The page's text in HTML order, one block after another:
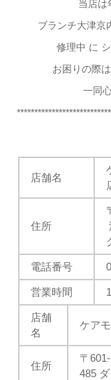
当店は
ブランチ大津京
修理中 に
お困りの際
一同
店舗名
住所
電話番号
営業時間
店舗
名
ケア
住所
〒
485